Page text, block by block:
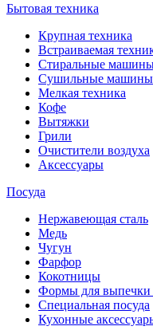
Бытовая техника
Крупная техника
Встраиваемая
Стиральные
Сушильные машины
Мелкая техника
Кофе
Вытяжки
Грили
Очистители воздуха
Аксессуары
Посуда
Нержавеющая сталь
Медь
Чугун
Фарфор
Кокотницы
Формы для выпечки
Специальная посуда
Кухонные